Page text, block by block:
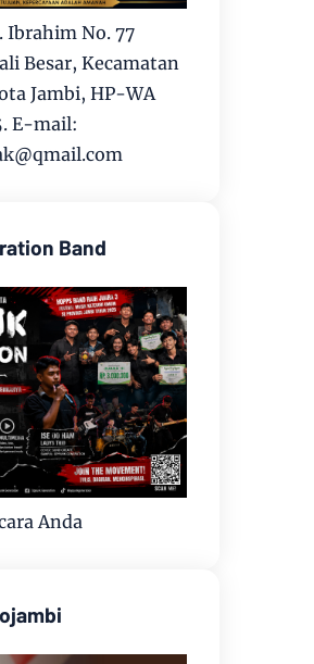
Ibrahim No. 77
Besar, Kecamatan
Jambi, HP-WA
E-mail:
Band
Anda